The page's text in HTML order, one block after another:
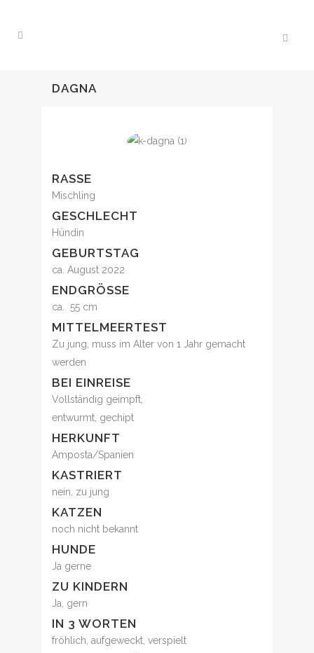
DAGNA
RASSE
Mischling
GESCHLECHT
Hündin
GEBURTSTAG
ca. August 2022
ENDGRÖSSE
ca. 55 cm
MITTELMEERTEST
Zu jung, muss im Alter von 1 Jahr gemacht
werden
BEI EINREISE
Vollständig geimpft,
entwurmt, gechipt
HERKUNFT
Amposta/Spanien
KASTRIERT
nein, zu jung
KATZEN
noch nicht bekannt
HUNDE
Ja gerne
ZU KINDERN
Ja, gern
IN 3 WORTEN
fröhlich, aufgeweckt, verspielt